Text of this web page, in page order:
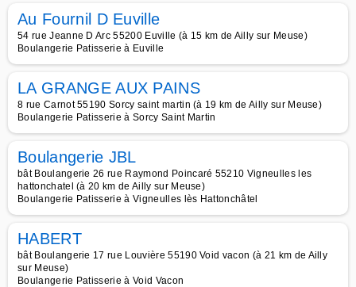
Au Fournil D Euville
54 rue Jeanne D Arc 55200 Euville (à 15 km de Ailly sur Meuse)
Boulangerie Patisserie à Euville
LA GRANGE AUX PAINS
8 rue Carnot 55190 Sorcy saint martin (à 19 km de Ailly sur Meuse)
Boulangerie Patisserie à Sorcy Saint Martin
Boulangerie JBL
bât Boulangerie 26 rue Raymond Poincaré 55210 Vigneulles les
hattonchatel (à 20 km de Ailly sur Meuse)
Boulangerie Patisserie à Vigneulles lès Hattonchâtel
HABERT
bât Boulangerie 17 rue Louvière 55190 Void vacon (à 21 km de Ailly
sur Meuse)
Boulangerie Patisserie à Void Vacon